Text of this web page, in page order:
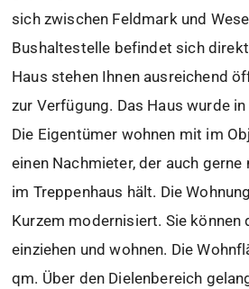
sich zwischen Feldmark und
Bushaltestelle befindet sich
Haus stehen Ihnen ausreichend
zur Verfügung. Das Haus wurde
Die Eigentümer wohnen mit im
einen Nachmieter, der auch
im Treppenhaus hält. Die
Kurzem modernisiert. Sie können
einziehen und wohnen. Die
qm. Über den Dielenbereich